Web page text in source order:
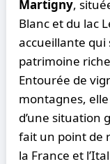
Martigny,
Blanc et du lac
accueillante qui
patrimoine
Entourée de
montagnes,
d’une situation
fait un point de
la France et